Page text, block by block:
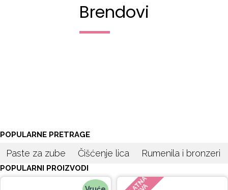
Brendovi
POPULARNE PRETRAGE
Paste za zube Čišćenje lica Rumenila i bronzeri
POPULARNI PROIZVODI